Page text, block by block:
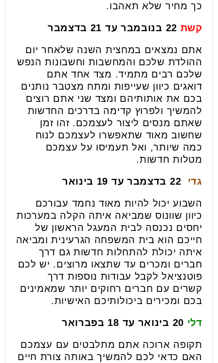
כך מחיר שלא תאהבו.
קשת
אתם נמצאים במחצית השנה שלאחר יום
ההולדת שלכם והמחשבות וחשבונות הנפש
שלכם רבים מתמיד. מצד אחד אתם
דואגים כיוון שעייפות ומתח מצטבר נותנים
בכם את אותותיהם ומצד שני אתם רוצים
להמשיך ולפרוץ קדימה בדרכים החדשות
שאתם מנסים ליצור לעצמכם. זהו זמן
שחשוב מאוד שתאפשרו לעצמכם לנוח
כמה שיותר, ואל תעמיסו על עצמכם
מטלות חדשות.
גדי
השבוע יכול להיות מאוד נחמד עבורכם
כיוון שוונוס שמביאה איתה הקלה במערכות
יחסים נכנסה לבית המעגל הראשון של
חייכם הוא בית המשפחה הגרעינית ומביאה
איתה יכולת להתחלות חדשות גם דרך
חברים ומכרים עד שתצאו מרוצים. יש לכם
פוטנציאל לקבל עבודות נוספות דרך
קשרים עם חברים רחוקים יותר שמאמינים
בכם ומכירים ביכולותיכם האישיות.
דלי
תקופה ארוכה אתם מתלבטים עם עצמכם
האם כדאי לכם להמשיך באותה צורת חיים